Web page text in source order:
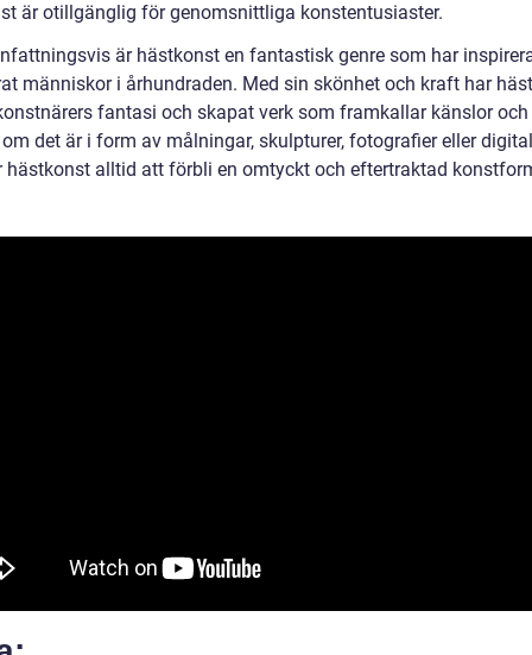
är otillgänglig för genomsnittliga konstentusiaster.
är hästkonst en fantastisk genre som har
människor i århundraden. Med sin skönhet och kraft har
fantasi och skapat verk som framkallar känslor och
det är i form av målningar, skulpturer, fotografier eller
hästkonst alltid att förbli en omtyckt och eftertraktad